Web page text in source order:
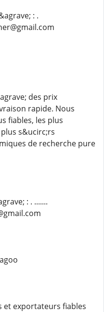
: .
des prix
rapide. Nous
fiables, les plus
s&ucirc;rs
de recherche pure
: . .......
et exportateurs fiables